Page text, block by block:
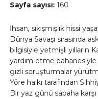
Sayfa sayısı: 160
İhsan, sıkışmışlık hissi
Dünya Savaşı sırasında
bilgisiyle yetmişli yılların
yardım etme
gizli soruşturmalar
Yöre halkı tarafından
Bir yaz günü sabaha